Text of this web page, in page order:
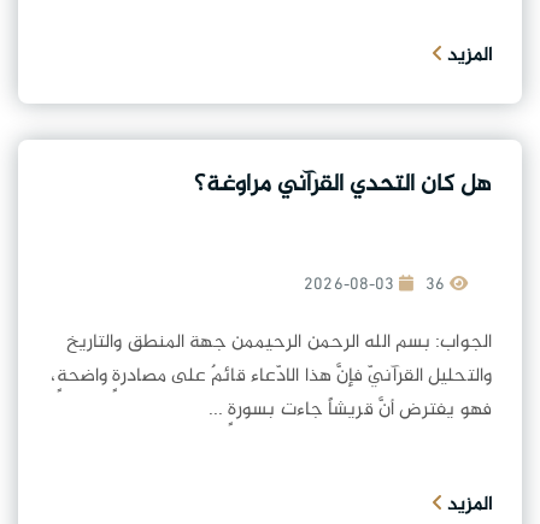
المزيد
هل كان التحدي القرآني مراوغة؟
2026-08-03
الجواب: بسم الله الرحمن الرحيممن جهة المنطق والتاريخ
والتحليل القرآنيّ فإنَّ هذا الادّعاء قائمٌ على مصادرةٍ واضحةٍ،
فهو يفترض أنَّ قريشاً جاءت بسورةٍ ...
المزيد